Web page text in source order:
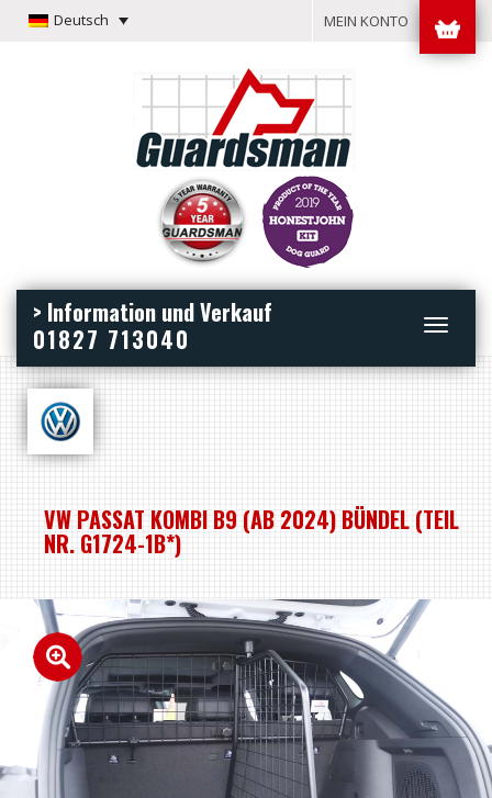
Deutsch MEIN KONTO
Toggle
> Information und Verkauf
01827 713040
VW PASSAT KOMBI B9 (AB 2024) BÜNDEL (TEIL
NR. G1724-1B*)